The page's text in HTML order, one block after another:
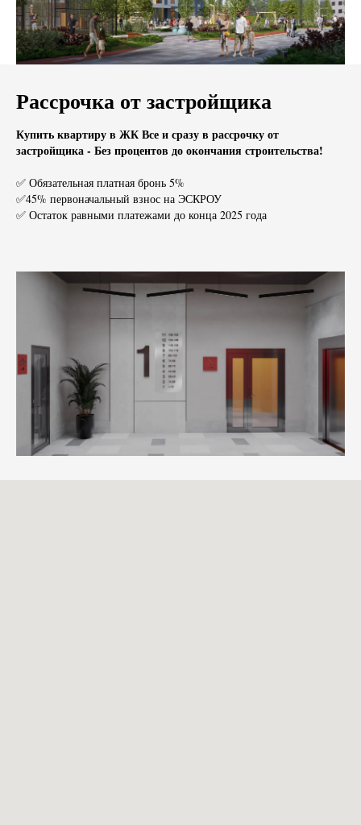
Рассрочка от застройщика
Купить квартиру в ЖК Все и сразу в рассрочку от
застройщика - Без процентов до окончания строительства!
✅ Обязательная платная бронь 5%
✅45% первоначальный взнос на ЭСКРОУ
✅ Остаток равными платежами до конца 2025 года